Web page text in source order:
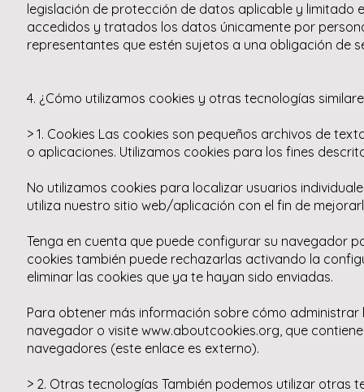
legislación de protección de datos aplicable y limitado
accedidos y tratados los datos únicamente por
representantes que estén sujetos a una obligación de
4. ¿Cómo utilizamos cookies y otras tecnologías
> 1. Cookies Las cookies son pequeños archivos de
o aplicaciones. Utilizamos cookies para los fines
No utilizamos cookies para localizar usuarios
utiliza nuestro sitio web/aplicación con el fin de
Tenga en cuenta que puede configurar su navegador
cookies también puede rechazarlas activando la
eliminar las cookies que ya te hayan sido enviadas.
Para obtener más información sobre cómo
navegador o visite www.aboutcookies.org, que
navegadores (este enlace es externo).
> 2. Otras tecnologías También podemos utilizar